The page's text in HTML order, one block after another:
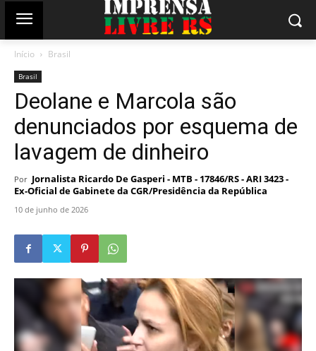
Início Brasil
Brasil
Deolane e Marcola são
denunciados por esquema de
lavagem de dinheiro
Por Jornalista Ricardo De Gasperi - MTB - 17846/RS - ARI 3423 -
Ex-Oficial de Gabinete da CGR/Presidência da República
10 de junho de 2026